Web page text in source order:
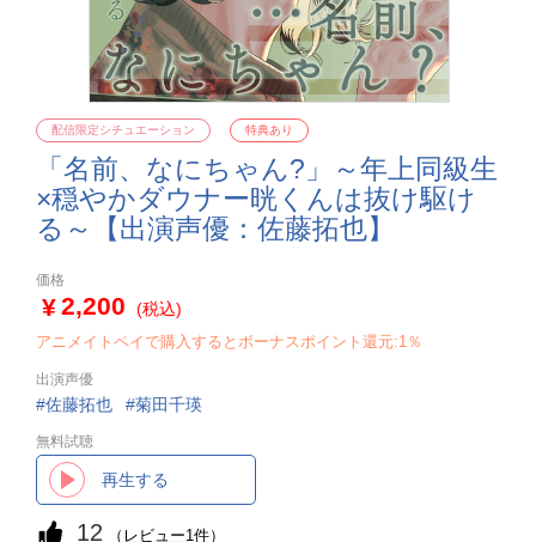
「名前、なにちゃん?」～年上同級生
×穏やかダウナー晄くんは抜け駆け
る～【出演声優：佐藤拓也】
配信限定シチュエーション 特典あり
価格
2,200 (税込)
アニメイトペイで購入するとボーナスポイント還元:1％
出演声優
佐藤拓也 菊田千瑛
無料試聴
再生する
12 （ レビュー1件）